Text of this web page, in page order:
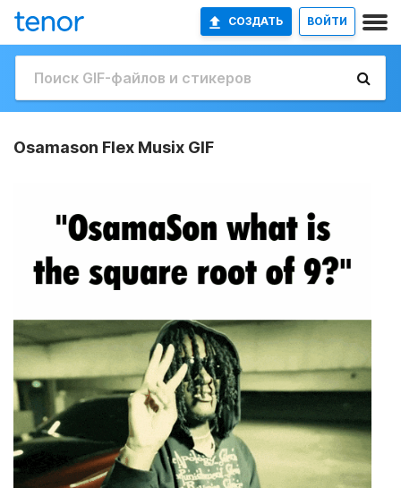
СОЗДАТЬ ВОЙТИ
Osamason Flex Musix GIF